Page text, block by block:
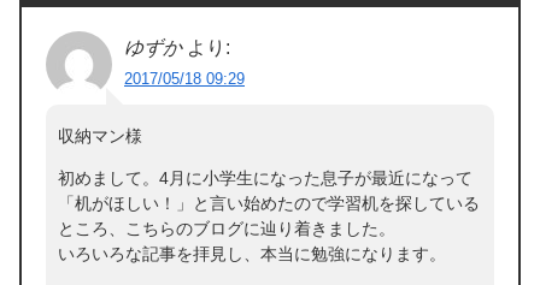
ゆずか より:
2017/05/18 09:29
収納マン様
初めまして。4月に小学生になった息子が最近になって
「机がほしい！」と言い始めたので学習机を探している
ところ、こちらのブログに辿り着きました。
いろいろな記事を拝見し、本当に勉強になります。